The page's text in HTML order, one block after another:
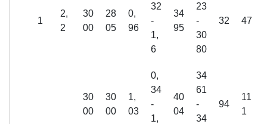
1
2,
2
30
00
28
05
0,
96
32
-
1,
6
34
95
23
-
30
80
32 47
30
00
30
00
1,
03
0,
34
-
1,
40
04
34
61
-
34
94
11
1